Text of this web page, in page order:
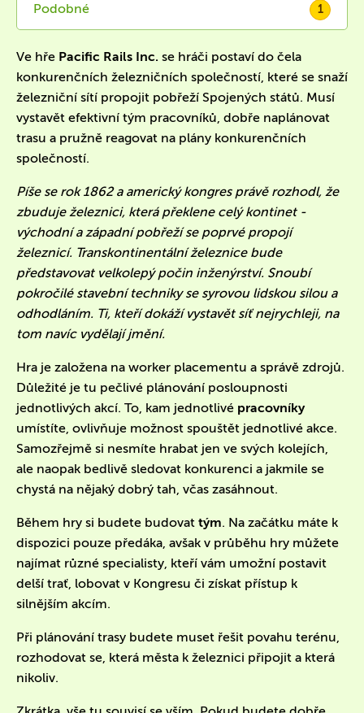
Podobné 1
Ve hře Pacific Rails Inc. se hráči postaví do čela
konkurenčních železničních společností, které se snaží
železniční sítí propojit pobřeží Spojených států. Musí
vystavět efektivní tým pracovníků, dobře naplánovat
trasu a pružně reagovat na plány konkurenčních
společností.
Píše se rok 1862 a americký kongres právě rozhodl, že
zbuduje železnici, která překlene celý kontinet -
východní a západní pobřeží se poprvé propojí
železnicí. Transkontinentální železnice bude
představovat velkolepý počin inženýrství. Snoubí
pokročilé stavební techniky se syrovou lidskou silou a
odhodláním. Ti, kteří dokáží vystavět síť nejrychleji, na
tom navíc vydělají jmění.
Hra je založena na worker placementu a správě zdrojů.
Důležité je tu pečlivé plánování posloupnosti
jednotlivých akcí. To, kam jednotlivé pracovníky
umístíte, ovlivňuje možnost spouštět jednotlivé akce.
Samozřejmě si nesmíte hrabat jen ve svých kolejích,
ale naopak bedlivě sledovat konkurenci a jakmile se
chystá na nějaký dobrý tah, včas zasáhnout.
Během hry si budete budovat tým. Na začátku máte k
dispozici pouze předáka, avšak v průběhu hry můžete
najímat různé specialisty, kteří vám umožní postavit
delší trať, lobovat v Kongresu či získat přístup k
silnějším akcím.
Při plánování trasy budete muset řešit povahu terénu,
rozhodovat se, která města k železnici připojit a která
nikoliv.